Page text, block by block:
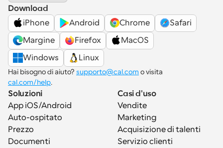
Download
iPhone
Android Chrome
Safari
Margine
Firefox
MacOS
Windows
Linux
Hai bisogno di aiuto? supporto@cal.com
cal.com/help.
Soluzioni
App iOS/Android
Auto-ospitato
Prezzo
Documenti
Casi d'uso
Vendite
Marketing
Acquisizione di talenti
Servizio clienti